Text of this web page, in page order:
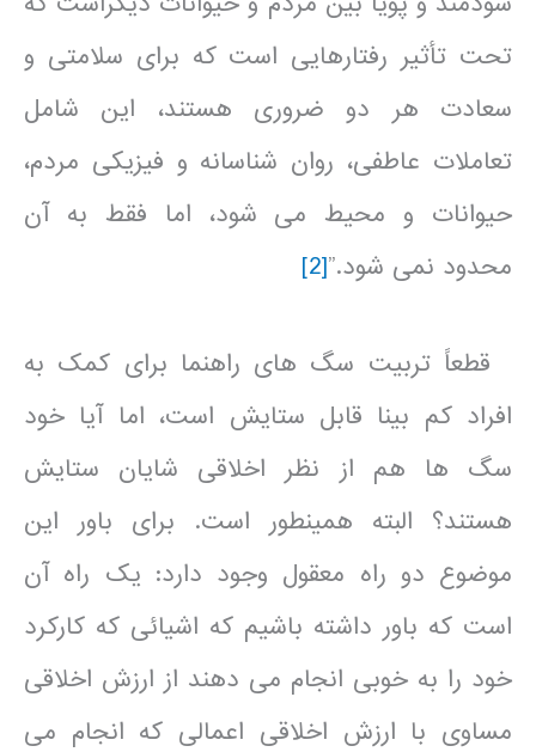
تحت تأثیر رفتارهایی است که برای سلامتی و
سعادت هر دو ضروری هستند، این شامل
تعاملات عاطفی، روان شناسانه و فیزیکی مردم،
حیوانات و محیط می شود، اما فقط به آن
محدود نمی شود.”[2]
قطعاً تربیت سگ های راهنما برای کمک به
افراد کم بینا قابل ستایش است، اما آیا خود
سگ ها هم از نظر اخلاقی شایان ستایش
هستند؟ البته همینطور است. برای باور این
موضوع دو راه معقول وجود دارد: یک راه آن
است که باور داشته باشیم که اشیائی که کارکرد
خود را به خوبی انجام می دهند از ارزش اخلاقی
مساوی با ارزش اخلاقی اعمالی که انجام می